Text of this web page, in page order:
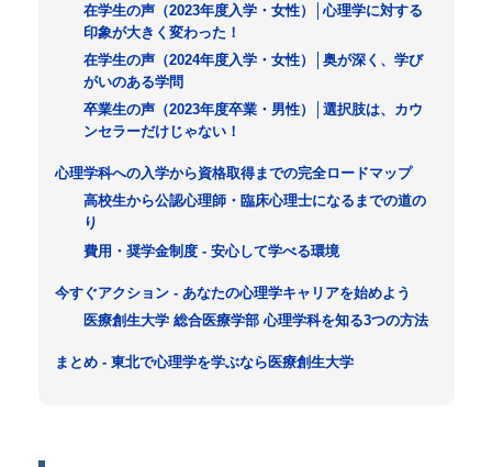
在学生の声（2023年度入学・女性）│心理学に対する
印象が大きく変わった！
在学生の声（2024年度入学・女性）│奥が深く、学び
がいのある学問
卒業生の声（2023年度卒業・男性）│選択肢は、カウ
ンセラーだけじゃない！
心理学科への入学から資格取得までの完全ロードマップ
高校生から公認心理師・臨床心理士になるまでの道の
り
費用・奨学金制度 - 安心して学べる環境
今すぐアクション - あなたの心理学キャリアを始めよう
医療創生大学 総合医療学部 心理学科を知る3つの方法
まとめ - 東北で心理学を学ぶなら医療創生大学